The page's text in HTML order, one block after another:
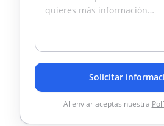
Solicitar
Al enviar aceptas nuestra